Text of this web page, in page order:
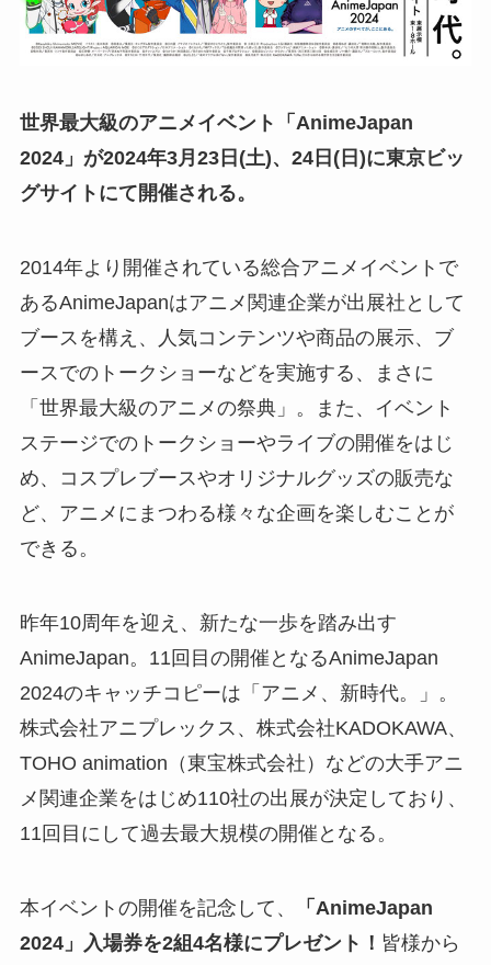
世界最大級のアニメイベント「AnimeJapan
2024」が2024年3月23日(土)、24日(日)に東京ビッ
グサイトにて開催される。
2014年より開催されている総合アニメイベントで
あるAnimeJapanはアニメ関連企業が出展社として
ブースを構え、人気コンテンツや商品の展示、ブ
ースでのトークショーなどを実施する、まさに
「世界最大級のアニメの祭典」。また、イベント
ステージでのトークショーやライブの開催をはじ
め、コスプレブースやオリジナルグッズの販売な
ど、アニメにまつわる様々な企画を楽しむことが
できる。
昨年10周年を迎え、新たな一歩を踏み出す
AnimeJapan。11回目の開催となるAnimeJapan
2024のキャッチコピーは「アニメ、新時代。」。
株式会社アニプレックス、株式会社KADOKAWA、
TOHO animation（東宝株式会社）などの大手アニ
メ関連企業をはじめ110社の出展が決定しており、
11回目にして過去最大規模の開催となる。
本イベントの開催を記念して、
「AnimeJapan
2024」入場券を2組4名様にプレゼント！ 皆様から